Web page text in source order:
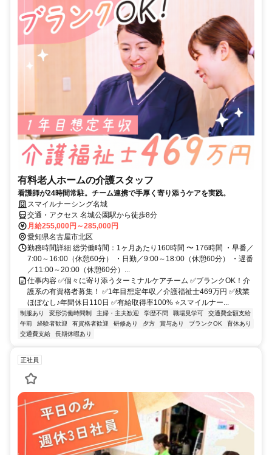
有料老人ホームの介護スタッフ
看護師が24時間常駐。チーム連携で手厚く寄り添うケアを実践。
スマイルナーシング名城
交通・アクセス 名城公園駅から徒歩8分
月給255,000円～285,000円
愛知県名古屋市北区
勤務時間詳細 総労働時間：1ヶ月あたり160時間 〜 176時間 ・早番／
7:00～16:00（休憩60分） ・日勤／9:00～18:00（休憩60分） ・遅番
／11:00～20:00（休憩60分）...
仕事内容 ✅個々に寄り添うターミナルケアチーム ✅ブランクOK！介
護系の有資格者募集！ ✅1年目想定年収／介護福祉士469万円 ✅残業
ほぼなし♪年間休日110日 ✅有給取得率100% ⭐スマイルナー...
制服あり 変形労働時間制 主婦・主夫歓迎 学歴不問 職場見学可
交通費全額支給
午前
経験者歓迎 有資格者歓迎 研修あり 夕方 賞与あり ブランクOK
育休あり
交通費支給
長期休暇あり
正社員